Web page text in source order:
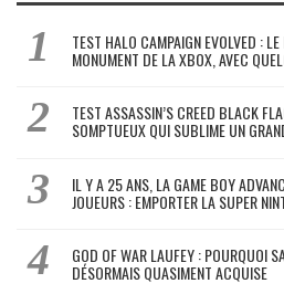
TEST HALO CAMPAIGN EVOLVED :
MONUMENT DE LA XBOX, AVEC
TEST ASSASSIN’S CREED BLACK
SOMPTUEUX QUI SUBLIME UN
IL Y A 25 ANS, LA GAME BOY
JOUEURS : EMPORTER LA SUPER
GOD OF WAR LAUFEY : POURQUOI
DÉSORMAIS QUASIMENT ACQUISE